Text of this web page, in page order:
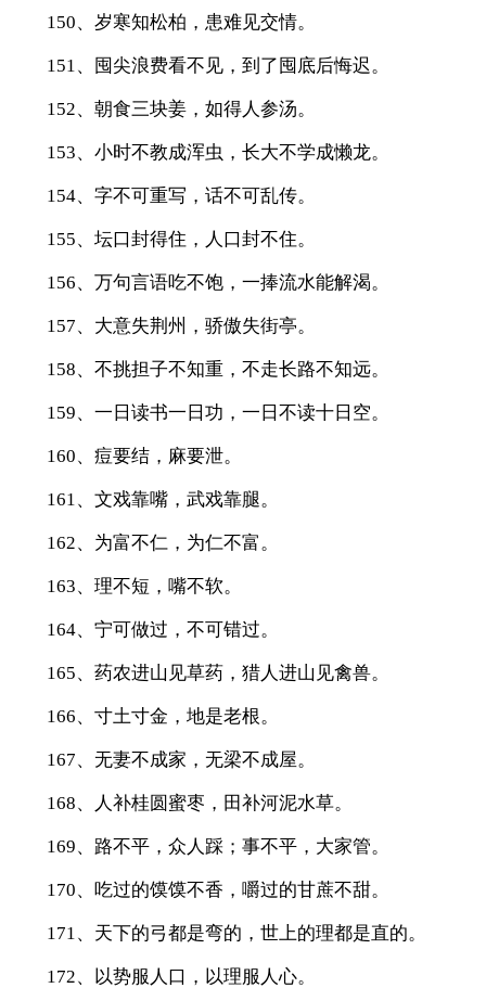
150、岁寒知松柏，患难见交情。
151、囤尖浪费看不见，到了囤底后悔迟。
152、朝食三块姜，如得人参汤。
153、小时不教成浑虫，长大不学成懒龙。
154、字不可重写，话不可乱传。
155、坛口封得住，人口封不住。
156、万句言语吃不饱，一捧流水能解渴。
157、大意失荆州，骄傲失街亭。
158、不挑担子不知重，不走长路不知远。
159、一日读书一日功，一日不读十日空。
160、痘要结，麻要泄。
161、文戏靠嘴，武戏靠腿。
162、为富不仁，为仁不富。
163、理不短，嘴不软。
164、宁可做过，不可错过。
165、药农进山见草药，猎人进山见禽兽。
166、寸土寸金，地是老根。
167、无妻不成家，无梁不成屋。
168、人补桂圆蜜枣，田补河泥水草。
169、路不平，众人踩；事不平，大家管。
170、吃过的馍馍不香，嚼过的甘蔗不甜。
171、天下的弓都是弯的，世上的理都是直的。
172、以势服人口，以理服人心。